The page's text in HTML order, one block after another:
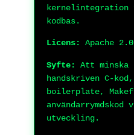
kernelintegration
kodbas.
Licens: Apache
Syfte:
Att minska
handskriven C-
boilerplate,
användarrymdskod
utveckling.